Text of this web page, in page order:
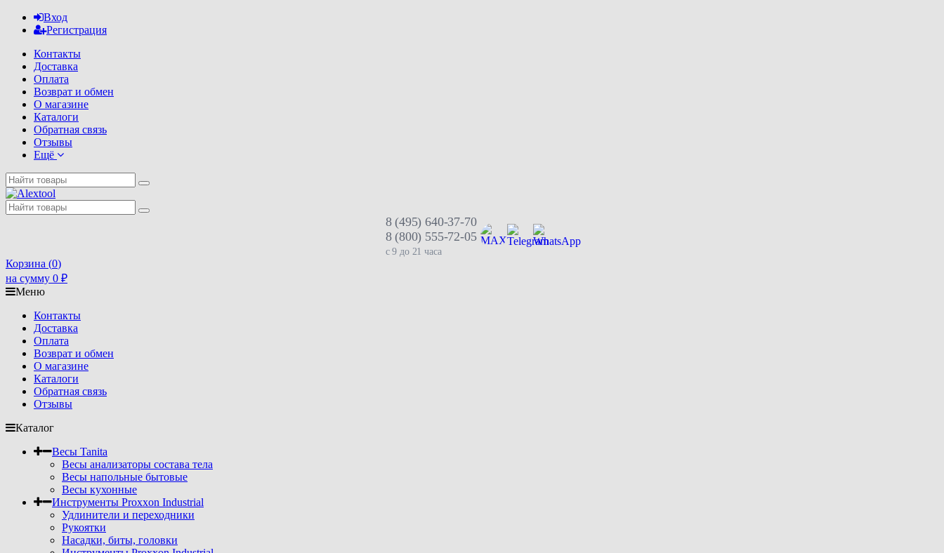
Вход
Регистрация
Контакты
Доставка
Оплата
Возврат и обмен
О магазине
Каталоги
Обратная связь
Отзывы
Ещё
8 (495) 640-37-70
8 (800) 555-72-05
с 9 до 21 часа
Корзина (0)
на сумму 0 ₽
Меню
Контакты
Доставка
Оплата
Возврат и обмен
О магазине
Каталоги
Обратная связь
Отзывы
Каталог
Весы Tanita
Весы анализаторы состава тела
Весы напольные бытовые
Весы кухонные
Инструменты Proxxon Industrial
Удлинители и переходники
Рукоятки
Насадки, биты, головки